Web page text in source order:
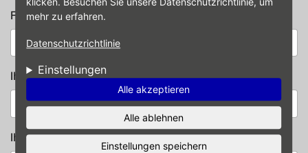
mehr zu erfahren.
Datenschutzrichtlinie
Einstellungen
Alle akzeptieren
Alle ablehnen
Einstellungen speichern
Filiale*
Ihr Name
Ihre E-Mail-Adresse*